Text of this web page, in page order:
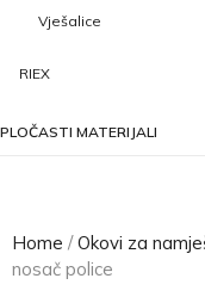
Vješalice
RIEX
PLOČASTI MATERIJALI
Home /Okovi za
nosač police